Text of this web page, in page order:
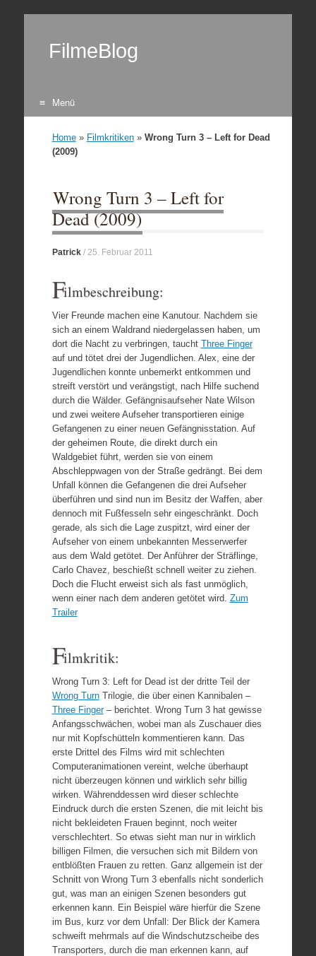
FilmeBlog
Menü
Home» Filmkritiken» Wrong Turn 3 – Left for Dead
(2009)
Wrong Turn 3 – Left for
Dead (2009)
Patrick/ 25. Februar 2011
Filmbeschreibung:
Vier Freunde machen eine Kanutour. Nachdem sie
sich an einem Waldrand niedergelassen haben, um
dort die Nacht zu verbringen, taucht Three Finger
auf und tötet drei der Jugendlichen. Alex, eine der
Jugendlichen konnte unbemerkt entkommen und
streift verstört und verängstigt, nach Hilfe suchend
durch die Wälder. Gefängnisaufseher Nate Wilson
und zwei weitere Aufseher transportieren einige
Gefangenen zu einer neuen Gefängnisstation. Auf
der geheimen Route, die direkt durch ein
Waldgebiet führt, werden sie von einem
Abschleppwagen von der Straße gedrängt. Bei dem
Unfall können die Gefangenen die drei Aufseher
überführen und sind nun im Besitz der Waffen, aber
dennoch mit Fußfesseln sehr eingeschränkt. Doch
gerade, als sich die Lage zuspitzt, wird einer der
Aufseher von einem unbekannten Messerwerfer
aus dem Wald getötet. Der Anführer der Sträflinge,
Carlo Chavez, beschießt schnell weiter zu ziehen.
Doch die Flucht erweist sich als fast unmöglich,
wenn einer nach dem anderen getötet wird. Zum
Trailer
Filmkritik:
Wrong Turn 3: Left for Dead ist der dritte Teil der
Wrong TurnTrilogie, die über einen Kannibalen –
Three Finger– berichtet. Wrong Turn 3 hat gewisse
Anfangsschwächen, wobei man als Zuschauer dies
nur mit Kopfschütteln kommentieren kann. Das
erste Drittel des Films wird mit schlechten
Computeranimationen vereint, welche überhaupt
nicht überzeugen können und wirklich sehr billig
wirken. Währenddessen wird dieser schlechte
Eindruck durch die ersten Szenen, die mit leicht bis
nicht bekleideten Frauen beginnt, noch weiter
verschlechtert. So etwas sieht man nur in wirklich
billigen Filmen, die versuchen sich mit Bildern von
entblößten Frauen zu retten. Ganz allgemein ist der
Schnitt von Wrong Turn 3 ebenfalls nicht sonderlich
gut, was man an einigen Szenen besonders gut
erkennen kann. Ein Beispiel wäre hierfür die Szene
im Bus, kurz vor dem Unfall: Der Blick der Kamera
schweift mehrmals auf die Windschutzscheibe des
Transporters, durch die man erkennen kann, auf